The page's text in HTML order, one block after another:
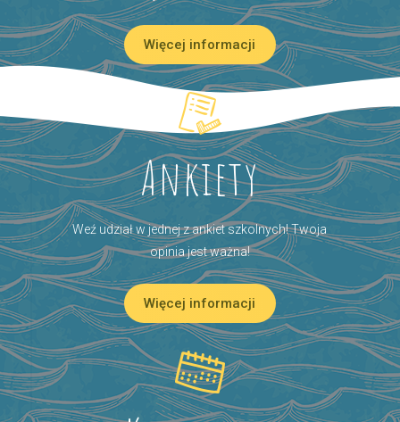
Więcej informacji
Ankiety
Weź udział w jednej z ankiet szkolnych! Twoja
opinia jest ważna!
Więcej informacji